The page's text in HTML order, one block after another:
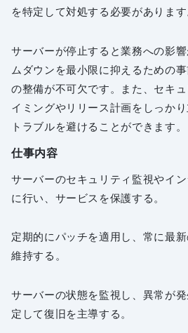
を特定して対処する必要があります
サーバーが停止すると業務への影
ムダウンを最小限に抑えるための
の整備が不可欠です。また、セキ
イミングやリリース計画をしっか
トラブルを避けることができます。
仕事内容
サーバーのセキュリティ監視やイ
に行い、サービスを保護する。
定期的にパッチを適用し、常に最
維持する。
サーバーの状態を監視し、異常が
定して復旧を主導する。